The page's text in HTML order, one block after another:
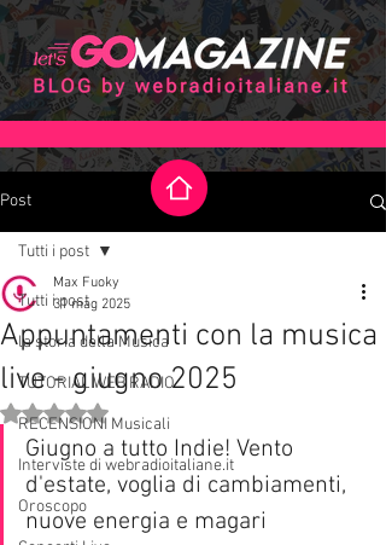
Post
Tutti i post
la storia della Musica
TUTORIAL WEB RADIO
RECENSIONI Musicali
Interviste di webradioitaliane.it
Oroscopo
Tutti i post
Appuntamenti con la musica
live - giugno 2025
Max Fuoky
31 mag 2025
Valutazione NaN stelle su 5.
Giugno a tutto Indie! Vento
d'estate, voglia di cambiamenti,
nuove energia e magari